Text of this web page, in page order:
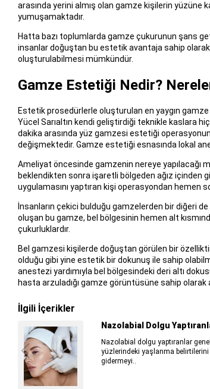
arasında yerini almış olan gamze kişilerin yüzüne
yumuşamaktadır.
Hatta bazı toplumlarda gamze çukurunun şans
insanlar doğuştan bu estetik avantaja sahip
oluşturulabilmesi mümkündür.
Gamze Estetiği Nedir?
Estetik prosedürlerle oluşturulan en yaygın
Yücel Sarıaltın kendi geliştirdiği teknikle kaslara
dakika arasında yüz gamzesi estetiği
değişmektedir. Gamze estetiği esnasında lokal
Ameliyat öncesinde gamzenin nereye yapılacağı
beklendikten sonra işaretli bölgeden ağız içinden
uygulamasını yaptıran kişi operasyondan hemen
İnsanların çekici bulduğu gamzelerden bir diğeri
oluşan bu gamze, bel bölgesinin hemen alt
çukurluklardır.
Bel gamzesi kişilerde doğuştan görülen bir
olduğu gibi yine estetik bir dokunuş ile sahip
anestezi yardımıyla bel bölgesindeki deri altı
hasta arzuladığı gamze görüntüsüne sahip olarak
İlgili İçerikler
Nazolabial Dolgu
Nazolabial dolgu yaptıranlar
yüzlerindeki yaşlanma belirtilerini
gidermeyi..